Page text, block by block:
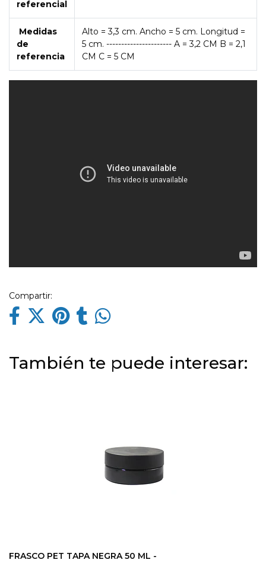
referencial
Medidas
de
referencia
Alto = 3,3 cm. Ancho = 5 cm. Longitud =
5 cm. ---------------------- A = 3,2 CM B = 2,1
CM C = 5 CM
Compartir:
También te puede interesar:
FRASCO PET TAPA NEGRA 50 ML -